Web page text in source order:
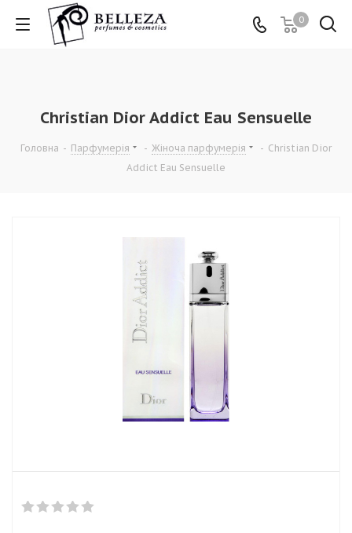
0
Christian Dior Addict Eau Sensuelle
Головна - Парфумерія - Жіноча парфумерія - Christian Dior
Addict Eau Sensuelle